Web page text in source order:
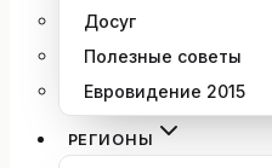
Досуг
Полезные советы
Евровидение 2015
РЕГИОНЫ